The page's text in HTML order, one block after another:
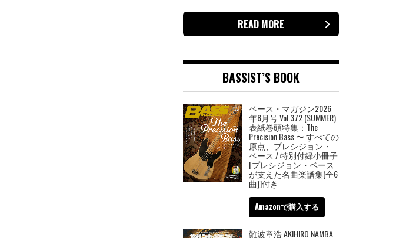
READ MORE
BASSIST’S BOOK
ベース・マガジン2026
年8月号 Vol.372 (SUMMER)
表紙巻頭特集：The
Precision Bass 〜 すべての
原点、プレシジョン・
ベース / 特別付録小冊子
[プレシジョン・ベース
が支えた名曲楽譜集(全6
曲)]付き
Amazonで購入する
難波章浩 AKIHIRO NAMBA